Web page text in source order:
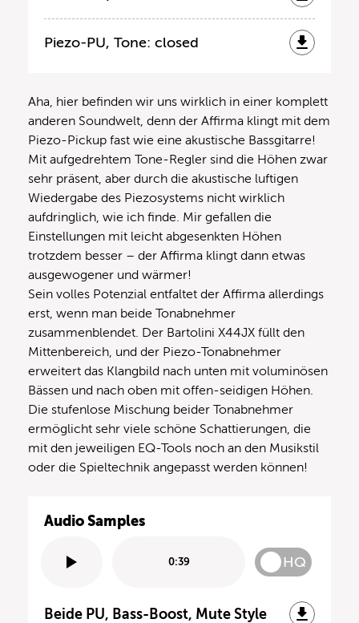
Piezo-PU, Tone: closed
Aha, hier befinden wir uns wirklich in einer komplett
anderen Soundwelt, denn der Affirma klingt mit dem
Piezo-Pickup fast wie eine akustische Bassgitarre!
Mit aufgedrehtem Tone-Regler sind die Höhen zwar
sehr präsent, aber durch die akustische luftigen
Wiedergabe des Piezosystems nicht wirklich
aufdringlich, wie ich finde. Mir gefallen die
Einstellungen mit leicht abgesenkten Höhen
trotzdem besser – der Affirma klingt dann etwas
ausgewogener und wärmer!
Sein volles Potenzial entfaltet der Affirma allerdings
erst, wenn man beide Tonabnehmer
zusammenblendet. Der Bartolini X44JX füllt den
Mittenbereich, und der Piezo-Tonabnehmer
erweitert das Klangbild nach unten mit voluminösen
Bässen und nach oben mit offen-seidigen Höhen.
Die stufenlose Mischung beider Tonabnehmer
ermöglicht sehr viele schöne Schattierungen, die
mit den jeweiligen EQ-Tools noch an den Musikstil
oder die Spieltechnik angepasst werden können!
Audio Samples
0:39 HQ
Beide PU, Bass-Boost, Mute Style